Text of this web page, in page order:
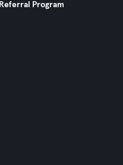
Referral Program